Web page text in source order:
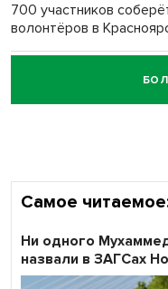
700 участников
волонтёров в
Честный выбор:
объективность
Самое
Ни одного
назвали в ЗАГСах